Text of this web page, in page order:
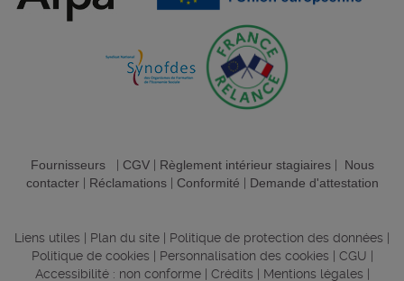
Fournisseurs| CGV| Règlement intérieur stagiaires| Nous
contacter| Réclamations| Conformité Demande d'attestation
Liens utiles Plan du site Politique de protection des données
Politique de cookies
Personnalisation des cookies CGU
Accessibilité : non conforme| Crédits Mentions légales